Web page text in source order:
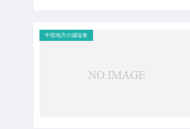
中部地方の減塩食